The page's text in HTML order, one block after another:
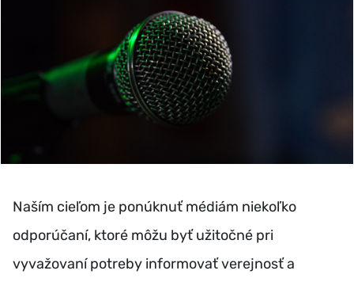
Naším cieľom je ponúknuť médiám niekoľko
odporúčaní, ktoré môžu byť užitočné pri
vyvažovaní potreby informovať verejnosť a